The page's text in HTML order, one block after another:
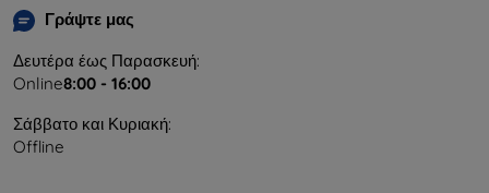
Γράψτε μας
Δευτέρα έως Παρασκευή:
Online8:00 - 16:00
Σάββατο και Κυριακή:
Offline